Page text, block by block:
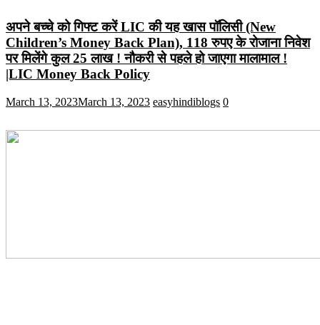
अपने बच्चे को गिफ्ट करें LIC की यह खास पॉलिसी (New
Children’s Money Back Plan), 118 रुपए के रोजाना निवेश
पर मिलेंगे कुल 25 लाख ! नौकरी से पहले हो जाएगा मालामाल !
|LIC Money Back Policy
March 13, 2023March 13, 2023 easyhindiblogs 0